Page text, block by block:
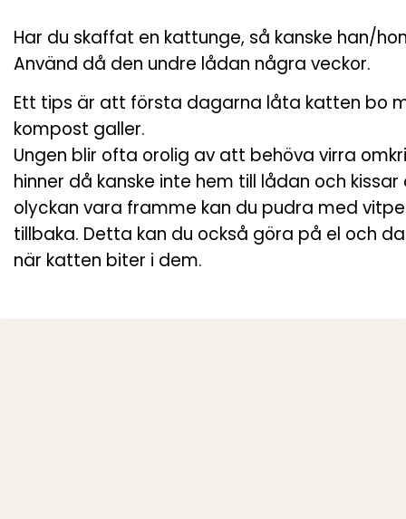
Har du skaffat en kattunge, så kanske han/
Använd då den undre lådan några veckor.
Ett tips är att första dagarna låta katten bo
kompost galler.
Ungen blir ofta orolig av att behöva virra
hinner då kanske inte hem till lådan och
olyckan vara framme kan du pudra med
tillbaka. Detta kan du också göra på el och
när katten biter i dem.